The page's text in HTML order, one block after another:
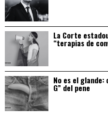
La Corte
“terapias de
No es el
G” del pene